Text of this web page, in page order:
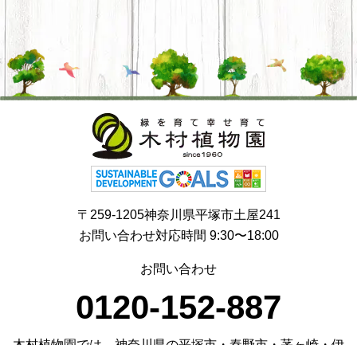
〒259-1205神奈川県平塚市土屋241
お問い合わせ対応時間 9:30〜18:00
お問い合わせ
0120-152-887